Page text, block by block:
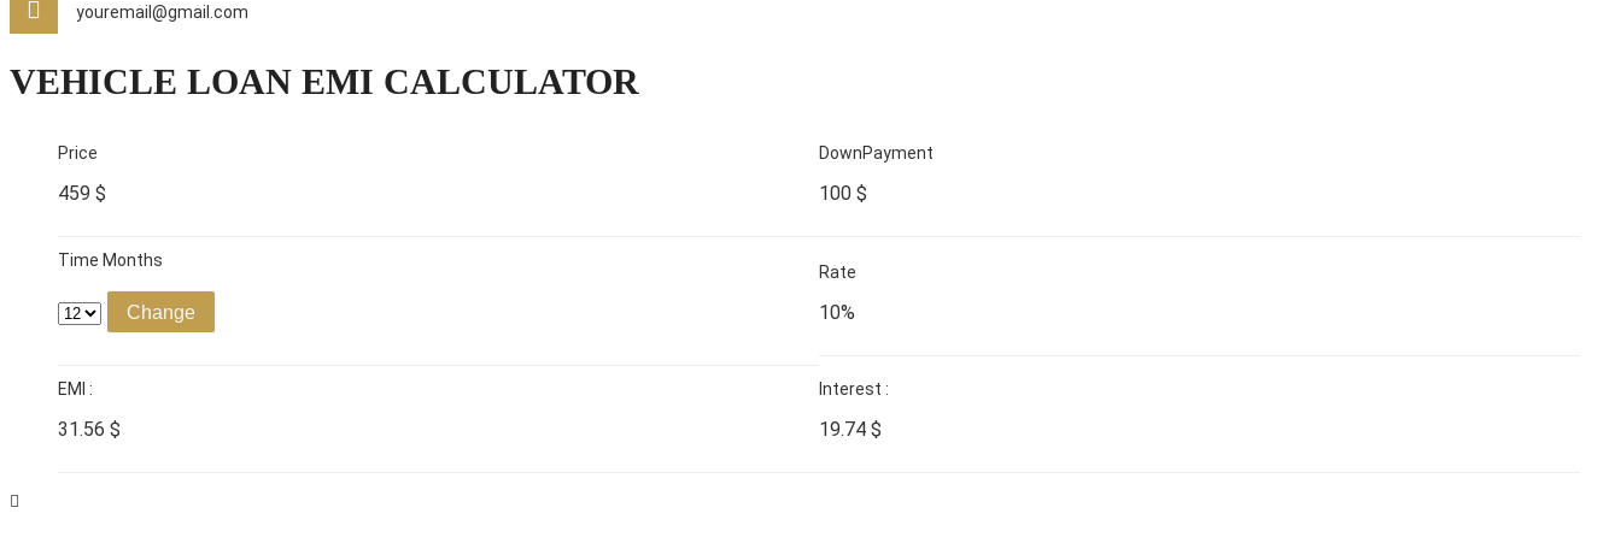
youremail@gmail.com
VEHICLE LOAN EMI CALCULATOR
Price
459 $
DownPayment
100 $
Time Months
Change
Rate
10%
EMI :
31.56 $
Interest :
19.74 $